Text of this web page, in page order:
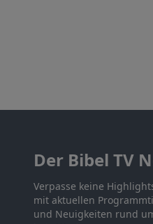
Der Bibel TV
Verpasse keine
mit aktuellen
und Neuigkeiten rund